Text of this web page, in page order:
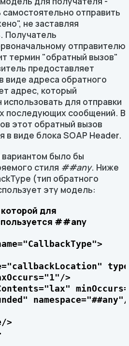
отправить
не заставляя
Получатель
отправителю
термин "обратный вызов"
предоставляет
виде адреса обратного
адрес, который
для отправки
последующих сообщений. В
этот обратный вызов
в виде блока SOAP Header.
было бы
стиля ##any. Ниже
(тип обратного
эту модель:
для
##any
>
>